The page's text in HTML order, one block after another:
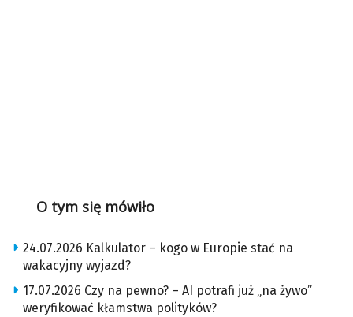
O tym się mówiło
24.07.2026 Kalkulator – kogo w Europie stać na
wakacyjny wyjazd?
17.07.2026 Czy na pewno? – AI potrafi już „na żywo”
weryfikować kłamstwa polityków?